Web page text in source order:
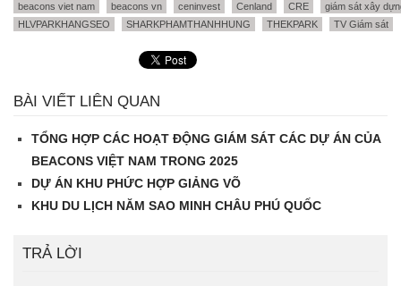
beacons viet nam
beacons vn ceninvest Cenland CRE
giám sát xây
HLVPARKHANGSEO
SHARKPHAMTHANHHUNG THEKPARK TV Giám sát
BÀI VIẾT LIÊN QUAN
TỔNG HỢP CÁC HOẠT ĐỘNG GIÁM SÁT CÁC DỰ ÁN CỦA
BEACONS VIỆT NAM TRONG 2025
DỰ ÁN KHU PHỨC HỢP GIẢNG VÕ
KHU DU LỊCH NĂM SAO MINH CHÂU PHÚ QUỐC
TRẢ LỜI